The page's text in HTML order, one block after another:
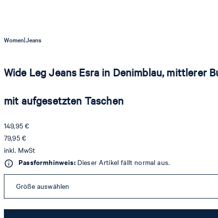
Women|Jeans
Wide Leg Jeans Esra in Denimblau, mittlerer
mit aufgesetzten Taschen
149,95 €
79,95 €
inkl. MwSt
Passformhinweis:Dieser Artikel fällt normal aus.
Größe auswählen